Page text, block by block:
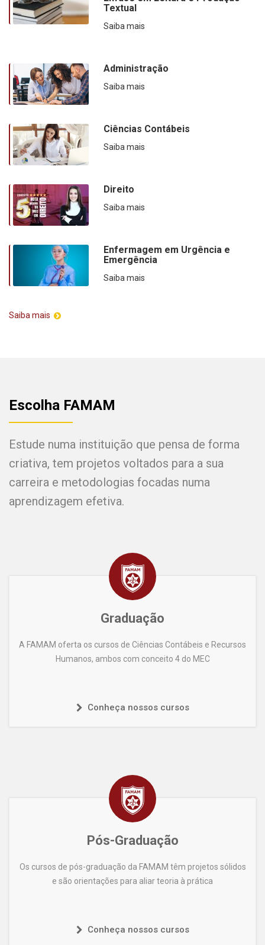
Textual
Saiba mais
Administração
Saiba mais
Ciências Contábeis
Saiba mais
Direito
Saiba mais
Enfermagem em Urgência e
Emergência
Saiba mais
Saiba mais
Escolha FAMAM
Estude numa instituição que pensa de forma
criativa, tem projetos voltados para a sua
carreira e metodologias focadas numa
aprendizagem efetiva.
Graduação
A FAMAM oferta os cursos de Ciências Contábeis e Recursos
Humanos, ambos com conceito 4 do MEC
Conheça nossos cursos
Pós-Graduação
Os cursos de pós-graduação da FAMAM têm projetos sólidos
e são orientações para aliar teoria à prática
Conheça nossos cursos